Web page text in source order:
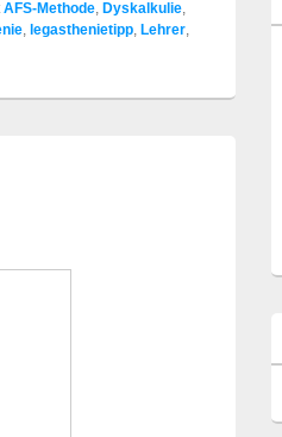
AFS-Methode, Dyskalkulie,
, legasthenietipp, Lehrer,